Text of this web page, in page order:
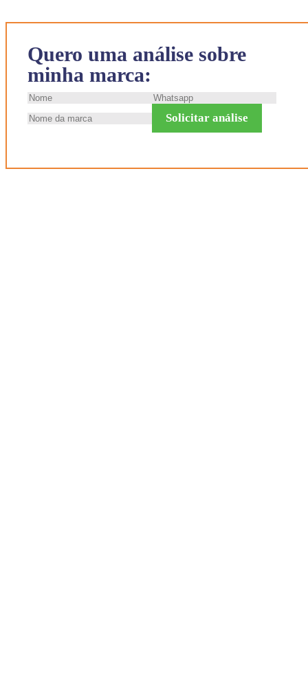
Quero uma análise sobre
minha marca:
Solicitar análise